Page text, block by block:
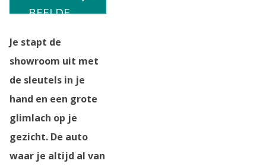
BEELDE
N
Je stapt de
showroom uit met
de sleutels in je
hand en een grote
glimlach op je
gezicht. De auto
waar je altijd al van